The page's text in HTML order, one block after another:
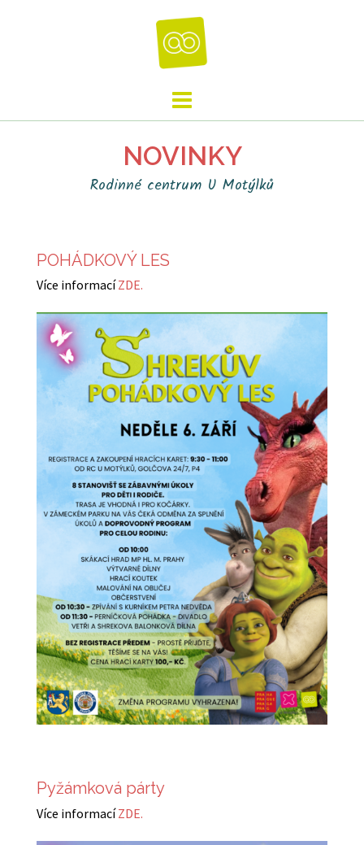
NOVINKY
Rodinné centrum U Motýlků
POHÁDKOVÝ LES
Více informacíZDE.
Pyžámková párty
Více informacíZDE.